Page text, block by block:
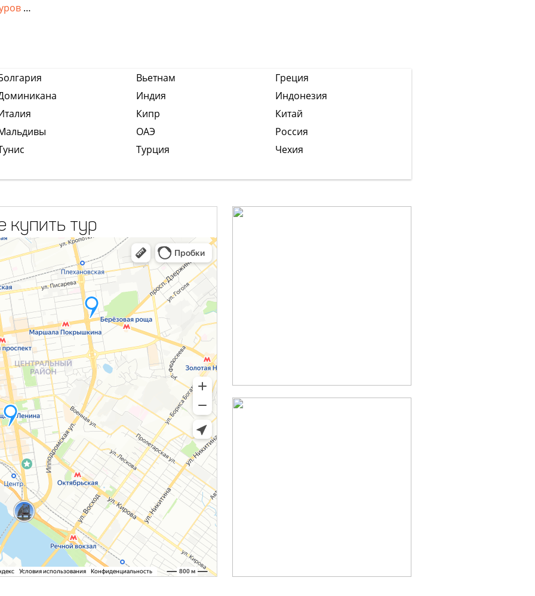
…
Вьетнам
Греция
Индия
Индонезия
Кипр
Китай
ОАЭ
Россия
Турция Чехия
купить тур